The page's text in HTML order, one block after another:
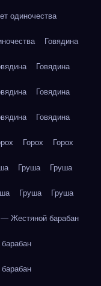
одиночества
Говядина
Говядина
Говядина
Говядина
Горох Горох
Груша Груша
Груша Груша
— Жестяной барабан